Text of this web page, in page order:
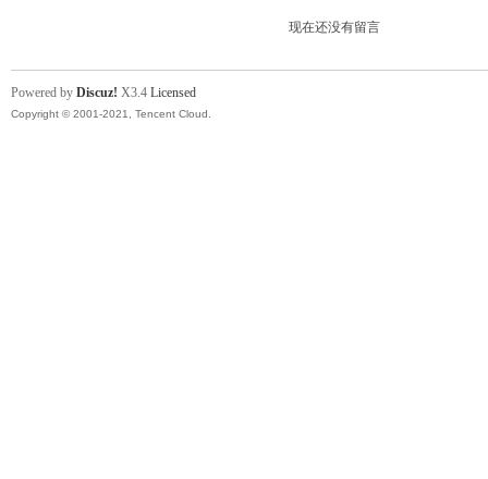
现在还没有留言
Powered by Discuz! X3.4 Licensed
Copyright © 2001-2021, Tencent Cloud.